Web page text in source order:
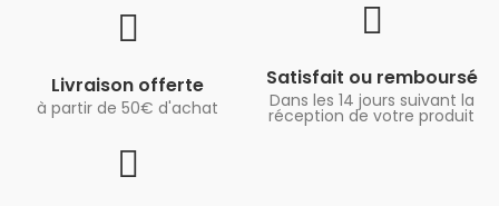
Livraison offerte
à partir de 50€ d'achat
Satisfait ou remboursé
Dans les 14 jours suivant la
réception de votre produit